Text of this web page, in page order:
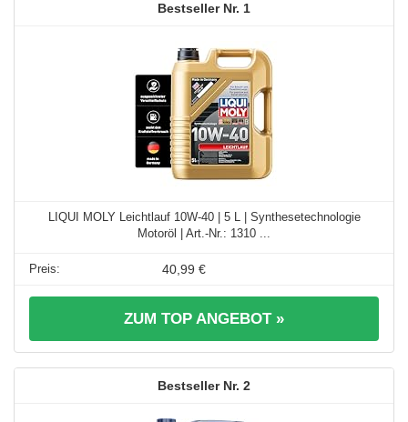
1
LIQUI MOLY Leichtlauf 10W-40 | 5 L | Synthesetechnologie
Motoröl | Art.-Nr.: 1310 ...
40,99 €
ZUM TOP ANGEBOT »
2